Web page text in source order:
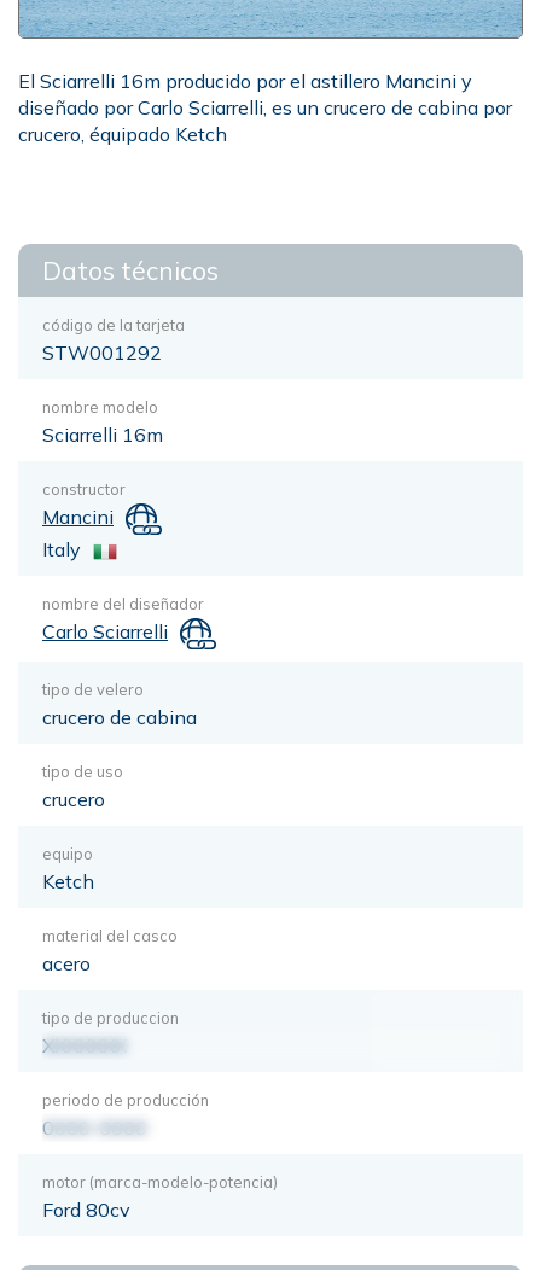
El Sciarrelli 16m producido por el astillero Mancini y
diseñado por Carlo Sciarrelli, es un crucero de cabina por
crucero, équipado Ketch
Datos técnicos
código de la tarjeta
STW001292
nombre modelo
Sciarrelli 16m
constructor
Mancini
Italy
nombre del diseñador
Carlo Sciarrelli
tipo de velero
crucero de cabina
tipo de uso
crucero
equipo
Ketch
material del casco
acero
tipo de produccion
XXXXXXX
periodo de producción
0000-0000
motor (marca-modelo-potencia)
Ford 80cv